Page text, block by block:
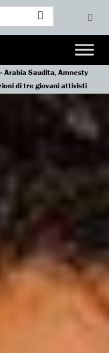
»Arabia Saudita, Amnesty
di tre giovani attivisti